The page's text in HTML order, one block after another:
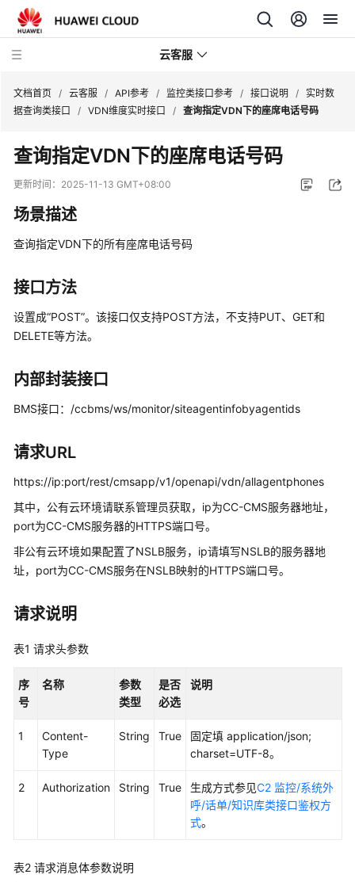
云客服
产
品
介
速
门
用
户
南
价
说
明
发
指
南
参
考
接
口
鉴
系
接
文档首页 / 云客服 / API参考 / 监控类接口参考 / 接口说明 / 实时数
据查询类接口
/ VDN维度实时接口 / 查询指定VDN下的座席电话号码
查询指定VDN下的座席电话号码
更新时间： 2025-11-13 GMT+08:00
场景描述
查询指定VDN下的所有座席电话号码
接口方法
设置成“POST”。该接口仅支持POST方法，不支持PUT、GET和
DELETE等方法。
内部封装接口
BMS接口：/ccbms/ws/monitor/siteagentinfobyagentids
请求URL
https://ip:port/rest/cmsapp/v1/openapi/vdn/allagentphones
其中，公有云环境请联系管理员获取，ip为CC-CMS服务器地址，
port为CC-CMS服务器的HTTPS端口号。
非公有云环境如果配置了NSLB服务，ip请填写NSLB的服务器地
址，port为CC-CMS服务在NSLB映射的HTTPS端口号。
请求说明
表1 请求头参数
序
号
名称
参数
类型
是否
必选
说明
1
Content-
Type
String True
固定填 application/json;
charset=UTF-8。
2 Authorization String True 生成方式参见C2 监控/系统外
呼/话单/知识库类接口鉴权方
式。
表2 请求消息体参数说明